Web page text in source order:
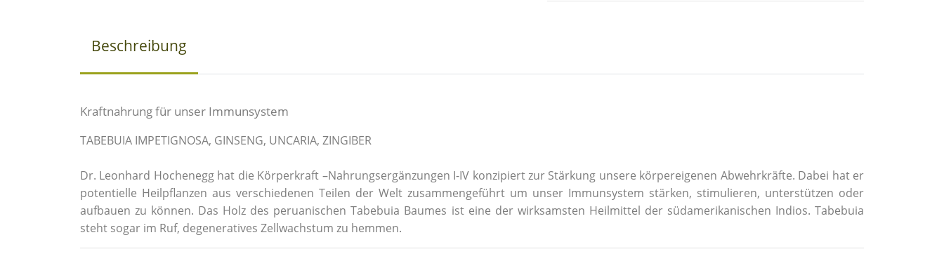
Beschreibung
Kraftnahrung für unser Immunsystem
TABEBUIA IMPETIGNOSA, GINSENG, UNCARIA, ZINGIBER
Dr. Leonhard Hochenegg hat die Körperkraft –Nahrungsergänzungen I-IV konzipiert zur Stärkung unsere körpereigenen Abwehrkräfte. Dabei hat er
potentielle Heilpflanzen aus verschiedenen Teilen der Welt zusammengeführt um unser Immunsystem stärken, stimulieren, unterstützen oder
aufbauen zu können. Das Holz des peruanischen Tabebuia Baumes ist eine der wirksamsten Heilmittel der südamerikanischen Indios. Tabebuia
steht sogar im Ruf, degeneratives Zellwachstum zu hemmen.